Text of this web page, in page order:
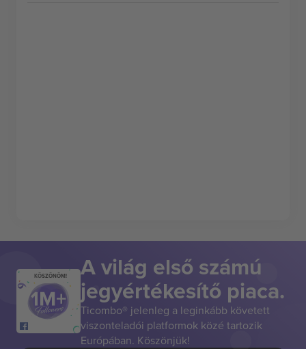
KÖSZÖNÖM! A világ első számú
jegyértékesítő piaca.
Ticombo® jelenleg a leginkább követett
viszonteladói platformok közé tartozik
Európában. Köszönjük!